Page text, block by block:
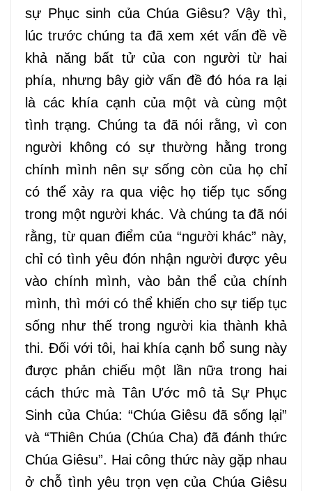
sự Phục sinh của Chúa Giêsu? Vậy thì,
lúc trước chúng ta đã xem xét vấn đề về
khả năng bất tử của con người từ hai
phía, nhưng bây giờ vấn đề đó hóa ra lại
là các khía cạnh của một và cùng một
tình trạng. Chúng ta đã nói rằng, vì con
người không có sự thường hằng trong
chính mình nên sự sống còn của họ chỉ
có thể xảy ra qua việc họ tiếp tục sống
trong một người khác. Và chúng ta đã nói
rằng, từ quan điểm của “người khác” này,
chỉ có tình yêu đón nhận người được yêu
vào chính mình, vào bản thể của chính
mình, thì mới có thể khiến cho sự tiếp tục
sống như thế trong người kia thành khả
thi. Đối với tôi, hai khía cạnh bổ sung này
được phản chiếu một lần nữa trong hai
cách thức mà Tân Ước mô tả Sự Phục
Sinh của Chúa: “Chúa Giêsu đã sống lại”
và “Thiên Chúa (Chúa Cha) đã đánh thức
Chúa Giêsu”. Hai công thức này gặp nhau
ở chỗ tình yêu trọn vẹn của Chúa Giêsu